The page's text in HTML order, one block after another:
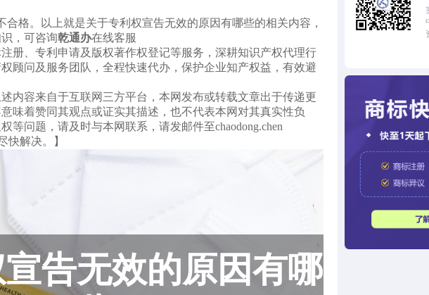
合格。以上就是关于专利权宣告无效的原因有哪些的相关内容，
，可咨询乾通办在线客服
册、专利申请及版权著作权登记等服务，深耕知识产权代理行
顾问及服务团队，全程快速代办，保护企业知产权益，有效避
述内容来自于互联网三方平台，本网发布或转载文章出于传递更
味着赞同其观点或证实其描述，也不代表本网对其真实性负
等问题，请及时与本网联系，请发邮件至chaodong.chen
快解决。】